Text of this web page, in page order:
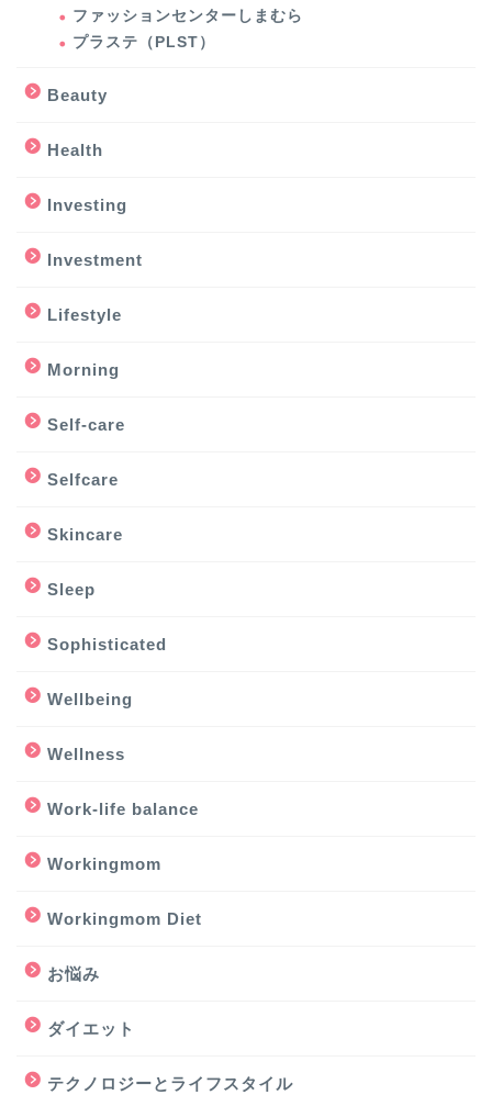
ファッションセンターしまむら
プラステ（PLST）
Beauty
Health
Investing
Investment
Lifestyle
Morning
Self-care
Selfcare
Skincare
Sleep
Sophisticated
Wellbeing
Wellness
Work-life balance
Workingmom
Workingmom Diet
お悩み
ダイエット
テクノロジーとライフスタイル